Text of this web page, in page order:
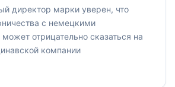
директор марки уверен, что
с немецкими
может отрицательно сказаться на
компании